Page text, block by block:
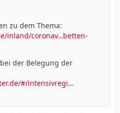
zu dem Thema:
inland/coronav…betten-
der Belegung der
#/intensivregi…